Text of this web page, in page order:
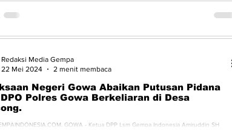
Negeri Gowa Abaikan Putusan Pidana
Polres Gowa Berkeliaran di Desa
GOWA - Ketua DPP Lsm Gempa Indonesia Amiruddin SH
Redaksi Media Gempa
22 Mei 2024
2 menit membaca